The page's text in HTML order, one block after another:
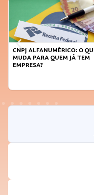
DICAS PARA OBTER